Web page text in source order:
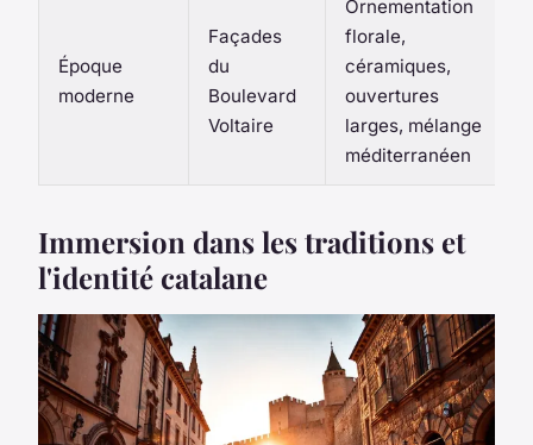
Époque
moderne
Façades
du
Boulevard
Voltaire
Ornementation
florale,
céramiques,
ouvertures
larges, mélange
méditerranéen
Immersion dans les traditions et
l'identité catalane